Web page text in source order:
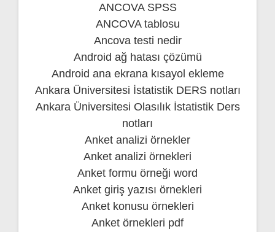
ANCOVA SPSS
ANCOVA tablosu
Ancova testi nedir
Android ağ hatası çözümü
Android ana ekrana kısayol ekleme
Ankara Üniversitesi İstatistik DERS notları
Ankara Üniversitesi Olasılık İstatistik Ders
notları
Anket analizi örnekler
Anket analizi örnekleri
Anket formu örneği word
Anket giriş yazısı örnekleri
Anket konusu örnekleri
Anket örnekleri pdf